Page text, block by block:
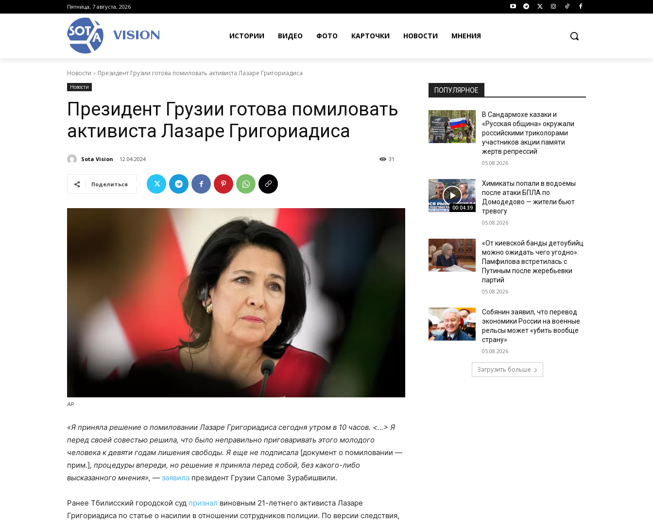
Пятница, 7 августа, 2026
VISION ИСТОРИИ ВИДЕО ФОТО КАРТОЧКИ НОВОСТИ МНЕНИЯ
Новости Президент Грузии готова помиловать активиста Лазаре Григориадиса
Новости
Президент Грузии готова помиловать
активиста Лазаре Григориадиса
Sota Vision 12.04.2024 31
Поделиться
AP
«Я приняла решение о помиловании Лазаре Григориадиса сегодня утром в 10 часов. <…> Я
перед своей совестью решила, что было неправильно приговаривать этого молодого
человека к девяти годам лишения свободы. Я еще не подписала [документ о помиловании —
прим.], процедуры впереди, но решение я приняла перед собой, без какого-либо
высказанного мнения», — заявила президент Грузии Саломе Зурабишвили.
Ранее Тбилисский городской суд признал виновным 21-летнего активиста Лазаре
Григориадиса по статье о насилии в отношении сотрудников полиции. По версии следствия,
ПОПУЛЯРНОЕ
В Сандармохе казаки и
«Русская община» окружали
российскими триколорами
участников акции памяти
жертв репрессий
05.08.2026
00:04:39
Химикаты попали в водоемы
после атаки БПЛА по
Домодедово — жители бьют
тревогу
05.08.2026
«От киевской банды детоубийц
можно ожидать чего угодно».
Памфилова встретилась с
Путиным после жеребьевки
партий
05.08.2026
Собянин заявил, что перевод
экономики России на военные
рельсы может «убить вообще
страну»
05.08.2026
Загрузить больше